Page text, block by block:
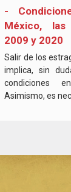
-
México,
2009 y 2020
Salir de los
implica, sin
condiciones
Asimismo, es